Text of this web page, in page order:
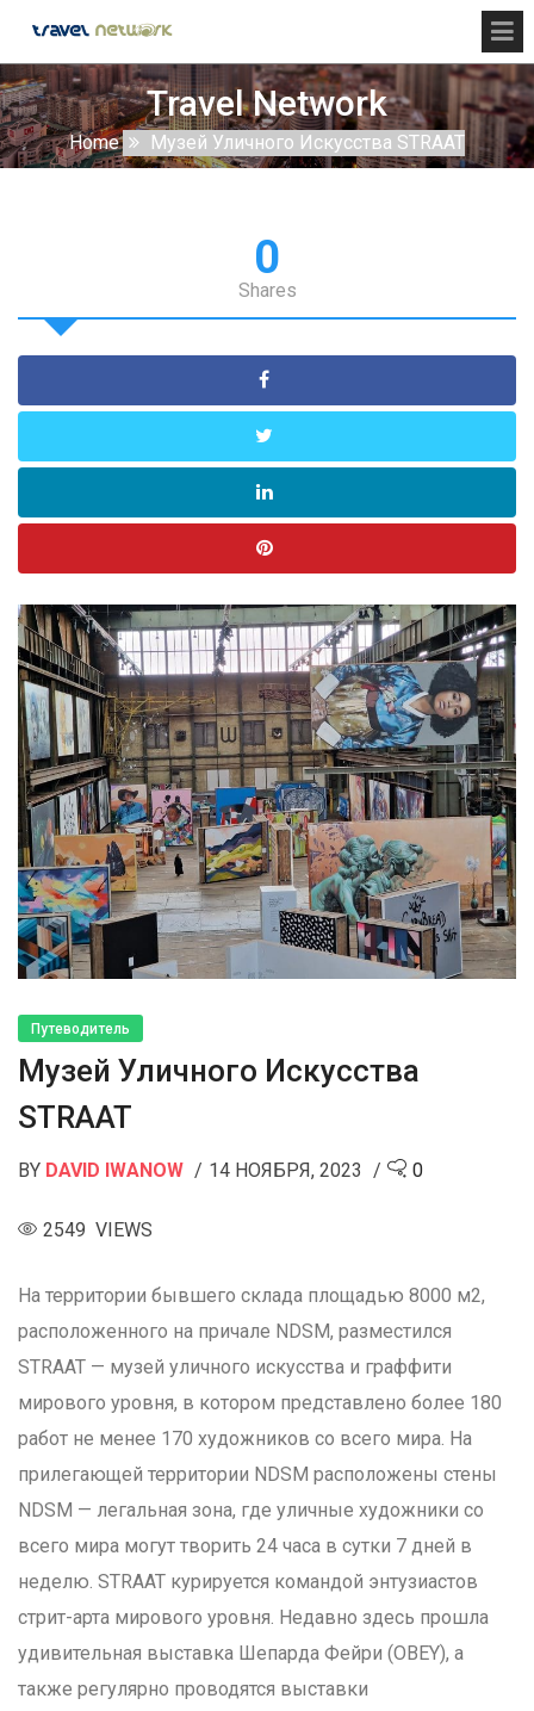
Travel Network
Home Музей Уличного Искусства STRAAT
0
Shares
Путеводитель
Музей Уличного Искусства
STRAAT
BY DAVID IWANOW 14 НОЯБРЯ, 2023 0
2549 VIEWS
На территории бывшего склада площадью 8000 м2,
расположенного на причале NDSM, разместился
STRAAT — музей уличного искусства и граффити
мирового уровня, в котором представлено более 180
работ не менее 170 художников со всего мира. На
прилегающей территории NDSM расположены стены
NDSM — легальная зона, где уличные художники со
всего мира могут творить 24 часа в сутки 7 дней в
неделю. STRAAT курируется командой энтузиастов
стрит-арта мирового уровня. Недавно здесь прошла
удивительная выставка Шепарда Фейри (OBEY), а
также регулярно проводятся выставки